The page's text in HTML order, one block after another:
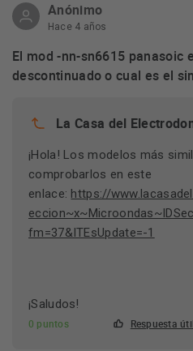
Anónimo
Hace 4 años
El mod -nn-sn6615 panasoic
descontinuado o cual es el
La Casa del
¡Hola! Los modelos más
comprobarlos en este
enlace: https://
fm=37&ITEsUpdate=-1
¡Saludos!
0 puntos Respuesta útil